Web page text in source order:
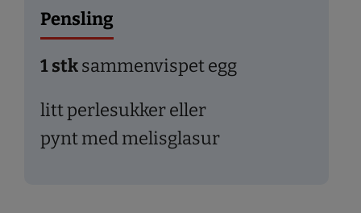
Pensling
1stksammenvispet egg
litt perlesukker eller
pynt med melisglasur